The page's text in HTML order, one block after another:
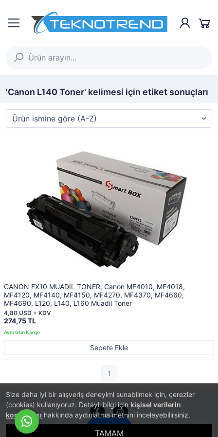
Size daha iyi bir alışveriş deneyimi sunabilmek için, çerezler
(cookies) kullanıyoruz. Detaylı bilgi için kişisel verilerin
korunması hakkında aydınlatma metnini inceleyebilirsiniz.
TAMAM
'Canon L140 Toner' kelimesi için etiket sonuçları
CANON FX10 MUADİL TONER, Canon MF4010, MF4018,
MF4120, MF4140, MF4150, MF4270, MF4370, MF4660,
MF4690, L120, L140, L160 Muadil Toner
274,75 TL
4,80 USD + KDV
Sepete Ekle
1
İletişim